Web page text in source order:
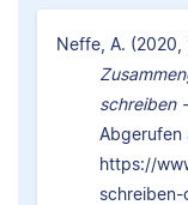
Neffe, A. (2020,
schreiben
Abgerufen
https://